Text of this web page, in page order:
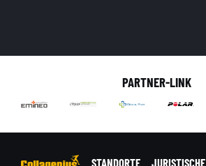
PARTNER-LINK
STANDORTE
JURISTISCHE